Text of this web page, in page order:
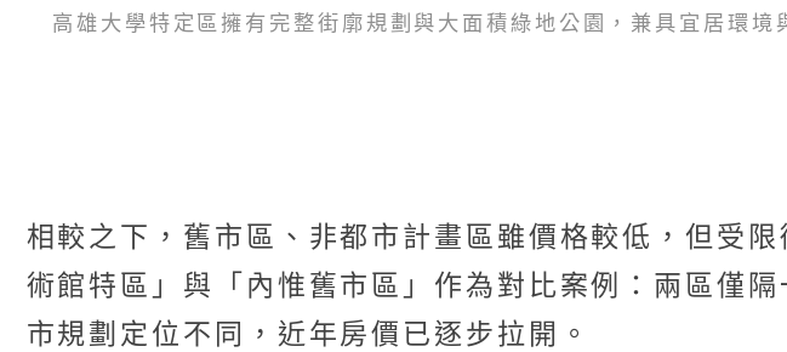
高雄大學特定區擁有完整街廓規劃與大面積綠地公園，兼具宜居環
相較之下，舊市區、非都市計畫區雖價格較低，但受
術館特區」與「內惟舊市區」作為對比案例：兩區僅
市規劃定位不同，近年房價已逐步拉開。